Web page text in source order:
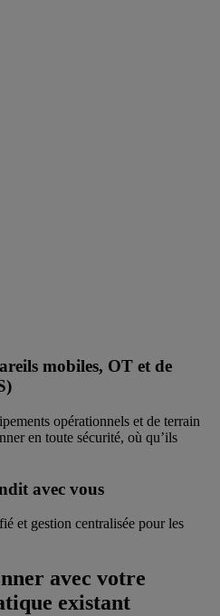
mobiles, OT et de
opérationnels et de terrain
en toute sécurité, où qu’ils
avec vous
et gestion centralisée pour les
avec votre
existant